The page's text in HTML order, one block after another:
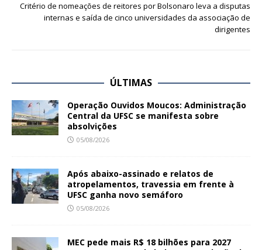
Critério de nomeações de reitores por Bolsonaro leva a disputas
internas e saída de cinco universidades da associação de
dirigentes
ÚLTIMAS
Operação Ouvidos Moucos: Administração
Central da UFSC se manifesta sobre
absolvições
05/08/2026
Após abaixo-assinado e relatos de
atropelamentos, travessia em frente à
UFSC ganha novo semáforo
05/08/2026
MEC pede mais R$ 18 bilhões para 2027